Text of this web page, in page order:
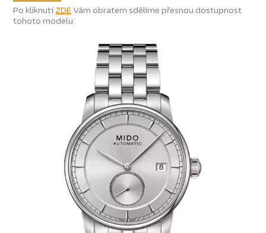
Po kliknutíZDEVám obratem sdělíme přesnou dostupnost
tohoto modelu.